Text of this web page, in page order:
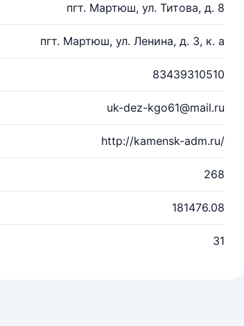
пгт. Мартюш, ул. Титова, д. 8
пгт. Мартюш, ул. Ленина, д. 3, к. а
83439310510
uk-dez-kgo61@mail.ru
http://kamensk-adm.ru/
268
181476.08
31